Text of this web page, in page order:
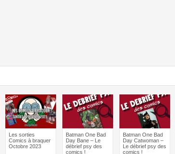
Les sorties
Comics à braquer
Octobre 2023
Batman One Bad
Day Bane – Le
débrief psy des
comics !
Batman One Bad
Day Catwoman –
Le débrief psy des
comics !